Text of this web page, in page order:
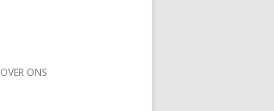
OVER ONS